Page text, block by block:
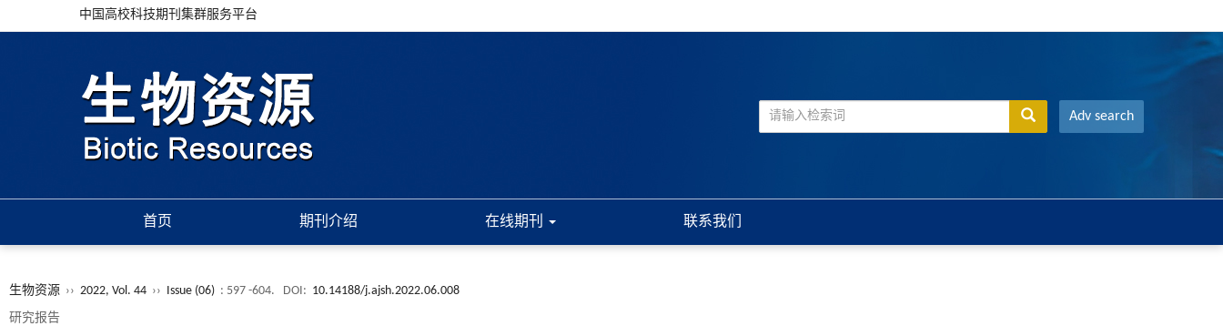
中国高校科技期刊集群服务平台
Adv search
首页 期刊介绍 在线期刊 联系我们
生物资源 ›› 2022, Vol. 44 ›› Issue (06) : 597 -604. DOI: 10.14188/j.ajsh.2022.06.008
研究报告